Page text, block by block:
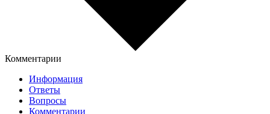
Комментарии
Информация
Ответы
Вопросы
Комментарии